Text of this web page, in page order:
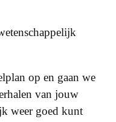
op en gaan we
van jouw
weer goed kunt